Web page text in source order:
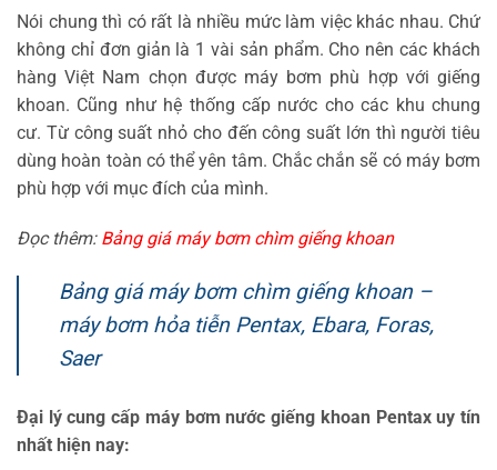
Nói chung thì có rất là nhiều mức làm việc khác nhau. Chứ
không chỉ đơn giản là 1 vài sản phẩm. Cho nên các khách
hàng Việt Nam chọn được máy bơm phù hợp với giếng
khoan. Cũng như hệ thống cấp nước cho các khu chung
cư. Từ công suất nhỏ cho đến công suất lớn thì người tiêu
dùng hoàn toàn có thể yên tâm. Chắc chắn sẽ có máy bơm
phù hợp với mục đích của mình.
Đọc thêm: Bảng giá máy bơm chìm giếng khoan
Bảng giá máy bơm chìm giếng khoan –
máy bơm hỏa tiễn Pentax, Ebara, Foras,
Saer
Đại lý cung cấp máy bơm nước giếng khoan Pentax uy tín
nhất hiện nay: